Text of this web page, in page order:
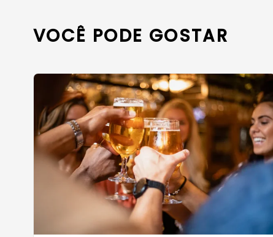
VOCÊ PODE GOSTAR